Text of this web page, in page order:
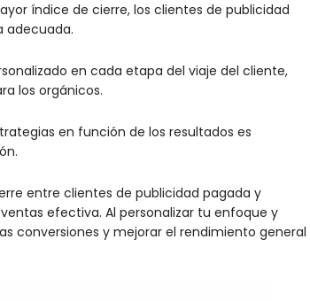
índice de cierre, los clientes de publicidad
adecuada.
en cada etapa del viaje del cliente,
los orgánicos.
en función de los resultados es
entre clientes de publicidad pagada y
efectiva. Al personalizar tu enfoque y
conversiones y mejorar el rendimiento general